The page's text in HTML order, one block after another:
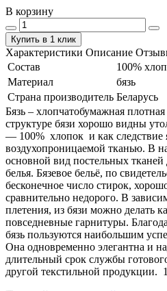
В корзину
Купить в 1 клик
Характеристики Описание
Состав
100%
Материал
бязь
Страна производитель Беларусь
Бязь – хлопчатобумажная
структуре бязи хорошо видны
― 100% хлопок и как следствие
воздухопроницаемой тканью. В
основной вид постельных
белья. Бязевое бельё, по
бесконечное число стирок,
сравнительно недорого. В
плетения, из бязи можно делать
повседневные гарнитуры.
бязь пользуются наибольшим
Она одновременно элегантна и
длительный срок службы
другой текстильной продукции.